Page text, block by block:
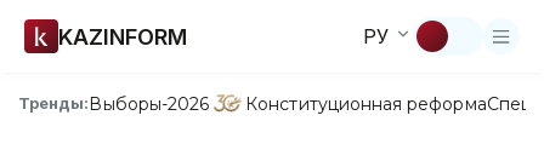
KAZINFORM РУ
Тренды:Выборы-2026 Конституционная реформа